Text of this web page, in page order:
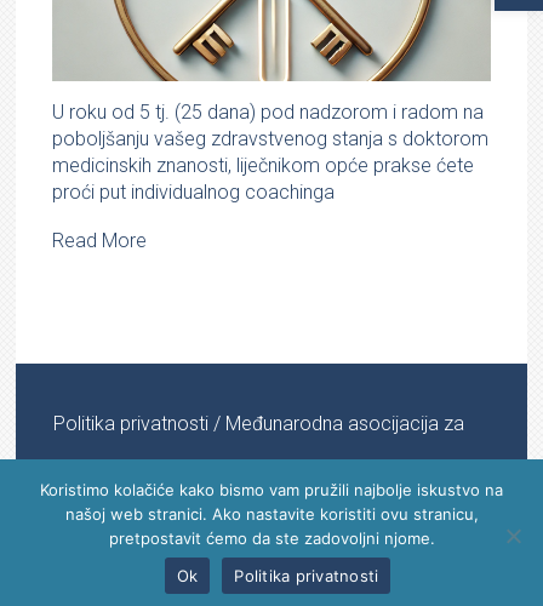
U roku od 5 tj. (25 dana) pod nadzorom i radom na
poboljšanju vašeg zdravstvenog stanja s doktorom
medicinskih znanosti, liječnikom opće prakse ćete
proći put individualnog coachinga
Read More
Politika privatnosti / Međunarodna asocijacija za
Reserved
Koristimo kolačiće kako bismo vam pružili najbolje iskustvo na
našoj web stranici. Ako nastavite koristiti ovu stranicu,
pretpostavit ćemo da ste zadovoljni njome.
Ok
Politika privatnosti